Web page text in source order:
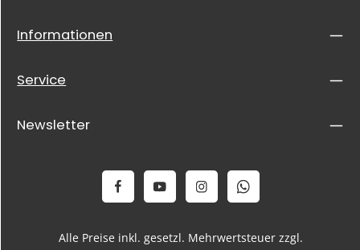
Informationen
Service
Newsletter
Alle Preise inkl. gesetzl. Mehrwertsteuer zzgl.